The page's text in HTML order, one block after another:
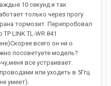
10 секунд и так
только через прогу
тормозит. Перепробовал
LINK TL-WR 841
всего он ни о
посоветуете модель?
все устраивает.
или уходить в 5Ггц
умеет).